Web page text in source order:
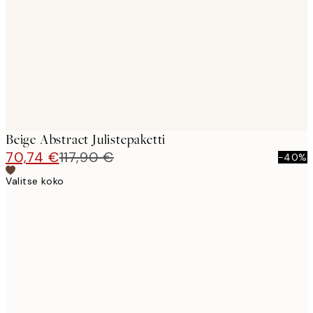
Beige Abstract Julistepaketti
70,74 €117,90 €
-40%
Valitse koko